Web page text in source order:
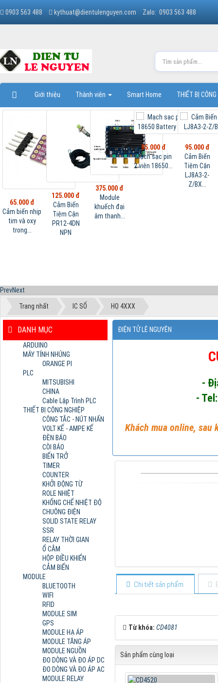
0903 563 488 kythuat@dientulenguyen.com Zalo: 0903 563 488
Giới thiệu Thành viên Smart Home THIẾT BỊ
65.000 đ
Cảm biến nhịp
tim và oxy
trong...
125.000 đ
Cảm Biến
Tiệm Cận
PR12-4DN
NPN
375.000 đ
Module
khuếch đại
âm thanh...
85.000 đ
Mạch sạc pin
2 viên 18650...
95.000 đ
Cảm Biến
Tiệm Cận
LJ8A3-2-
Z/BX...
PrevNext
Trang nhất IC SỐ HỌ 4XXX
ĐIỆN TỬ LÊ NGUYÊN
-
-
Khách mua online, sau
Chi tiết sản phẩm
Từ khóa: CD4081
Sản phẩm cùng loại
DANH MỤC
ARDUINO
MÁY TÍNH NHÚNG
ORANGE PI
PLC
MITSUBISHI
CHINA
Cable Lập Trình PLC
THIẾT BỊ CÔNG NGHIỆP
CÔNG TẮC - NÚT NHẤN
VOLT KẾ - AMPE KẾ
ĐÈN BÁO
CÒI BÁO
BIẾN TRỞ
TIMER
COUNTER
KHỞI ĐỘNG TỪ
ROLE NHIỆT
KHỐNG CHẾ NHIỆT ĐỘ
CHUÔNG ĐIỆN
SOLID STATE RELAY
SSR
RELAY THỜI GIAN
Ổ CẮM
HỘP ĐIỀU KHIỂN
CẢM BIẾN
MODULE
BLUETOOTH
WIFI
RFID
MODULE SIM
GPS
MODULE HẠ ÁP
MODULE TĂNG ÁP
MODULE NGUỒN
ĐO DÒNG VÀ ĐO ÁP DC
ĐO DÒNG VÀ ĐO ÁP AC
MODULE RELAY